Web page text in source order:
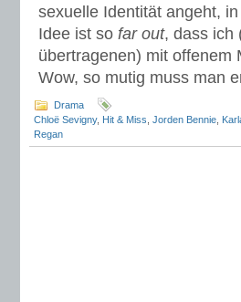
sexuelle Identität angeht,
Idee ist so far out, dass ich
übertragenen) mit offenem
Wow, so mutig muss man
Drama
Chloë Sevigny, Hit & Miss Jorden Bennie
Regan